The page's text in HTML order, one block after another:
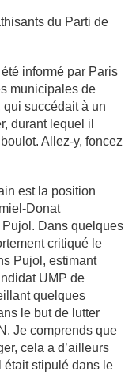
du Parti de
informé par Paris
municipales de
succédait à un
durant lequel il
Allez-y, foncez
est la position
Donat
Dans quelques
critiqué le
Pujol, estimant
UMP de
quelques
le but de lutter
Je comprends que
cela a d’ailleurs
était stipulé dans le